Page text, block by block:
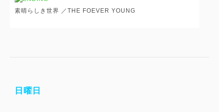
素晴らしき世界 ／THE FOEVER YOUNG
日曜日